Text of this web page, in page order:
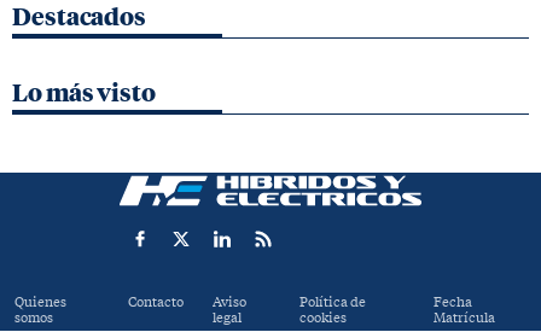
Destacados
Lo más visto
Quienes
somos
Contacto Aviso
legal
Política de
cookies
Fecha
Matrícula